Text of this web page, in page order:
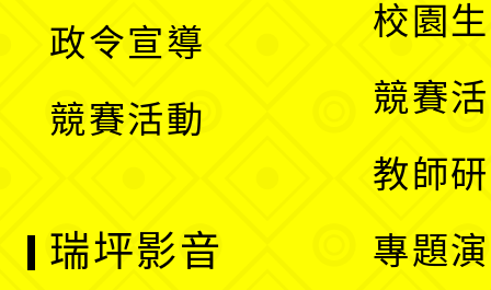
政令宣導
競賽活動
校園
競賽
教師
專題
瑞坪影音